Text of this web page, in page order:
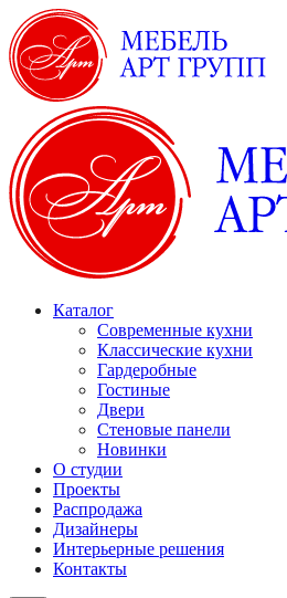
Каталог
Современные кухни
Классические кухни
Гардеробные
Гостиные
Двери
Стеновые панели
Новинки
О студии
Проекты
Распродажа
Дизайнеры
Интерьерные решения
Контакты